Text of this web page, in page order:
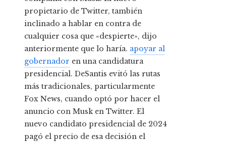
propietario de Twitter, también
inclinado a hablar en contra de
cualquier cosa que «despierte», dijo
anteriormente que lo haría. apoyar al
gobernador en una candidatura
presidencial. DeSantis evitó las rutas
más tradicionales, particularmente
Fox News, cuando optó por hacer el
anuncio con Musk en Twitter. El
nuevo candidato presidencial de 2024
pagó el precio de esa decisión el